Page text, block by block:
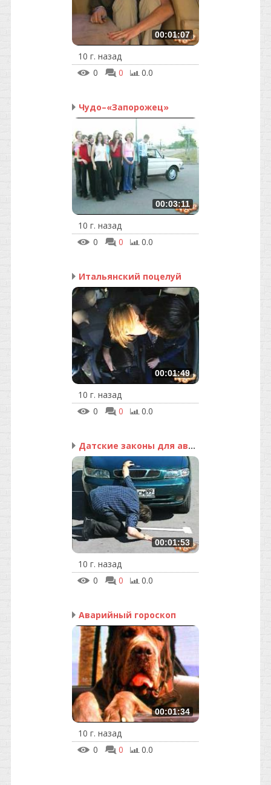
00:01:07
10 г. назад
0
0 0.0
Чудо–«Запорожец»
00:03:11
10 г. назад
0
0 0.0
Итальянский поцелуй
00:01:49
10 г. назад
0
0 0.0
Датские законы для авто...
00:01:53
10 г. назад
0
0 0.0
Аварийный гороскоп
00:01:34
10 г. назад
0
0 0.0